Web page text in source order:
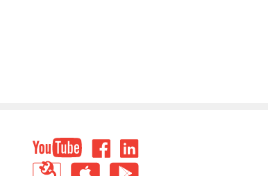
youtubefacebookLinkedIn
PBM
IOS Android